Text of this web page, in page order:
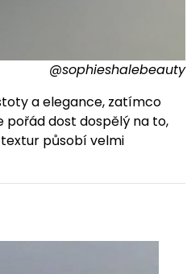
@sophieshalebeauty
a elegance, zatímco
pořád dost dospělý na to,
působí velmi